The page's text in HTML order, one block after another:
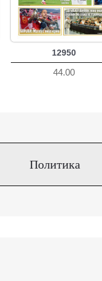
12950
44.00
Политика